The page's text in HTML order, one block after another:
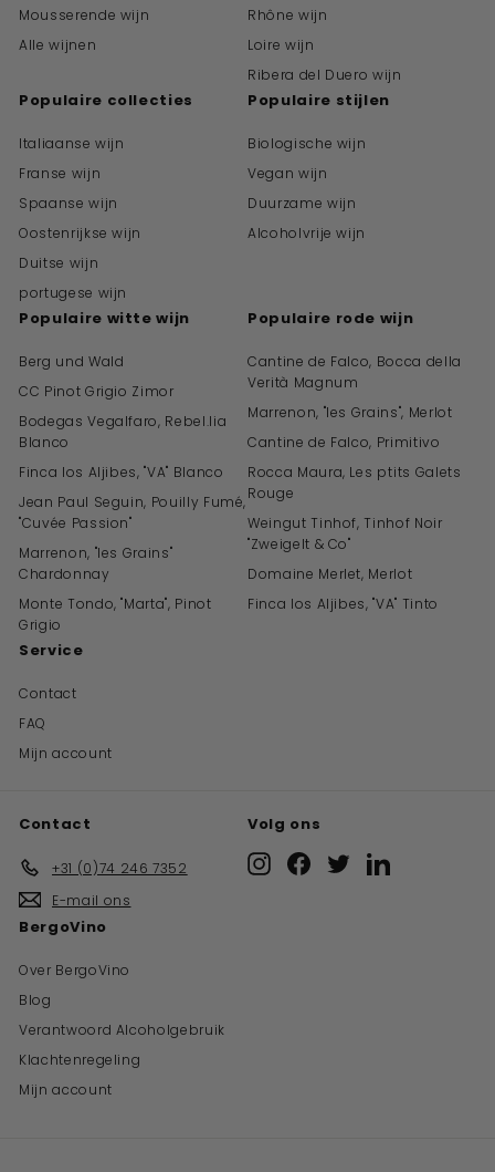
Mousserende wijn
Alle wijnen
Rhône wijn
Loire wijn
Ribera del Duero wijn
Populaire collecties
Italiaanse wijn
Franse wijn
Spaanse wijn
Oostenrijkse wijn
Duitse wijn
portugese wijn
Populaire stijlen
Biologische wijn
Vegan wijn
Duurzame wijn
Alcoholvrije wijn
Populaire witte wijn
Berg und Wald
CC Pinot Grigio Zimor
Bodegas Vegalfaro, Rebel.lia
Blanco
Finca los Aljibes, "VA" Blanco
Jean Paul Seguin, Pouilly Fumé,
"Cuvée Passion"
Marrenon, "les Grains"
Chardonnay
Monte Tondo, "Marta", Pinot
Grigio
Populaire rode wijn
Cantine de Falco, Bocca della
Verità Magnum
Marrenon, "les Grains", Merlot
Cantine de Falco, Primitivo
Rocca Maura, Les ptits Galets
Rouge
Weingut Tinhof, Tinhof Noir
"Zweigelt & Co"
Domaine Merlet, Merlot
Finca los Aljibes, "VA" Tinto
Service
Contact
FAQ
Mijn account
Contact
+31 (0)74 246 7352
E-mail ons
Volg ons
InstagramFacebook
Twitter
BergoVino
Over BergoVino
Blog
Verantwoord Alcoholgebruik
Klachtenregeling
Mijn account